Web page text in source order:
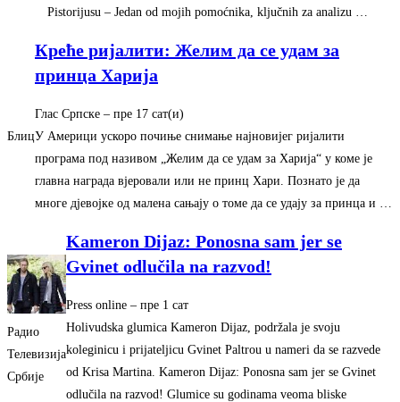
Pistorijusu – Jedan od mojih pomoćnika, ključnih za analizu …
Блиц
Креће ријалити: Желим да се удам за
принца Харија
Глас Српске – ‎пре 17 сат(и)‎
У Америци ускоро почиње снимање најновијег ријалити
програма под називом „Желим да се удам за Харија“ у коме је
главна награда вјеровали или не принц Хари. Познато је да
многе дјевојке од малена сањају о томе да се удају за принца и …
Радио
Телевизија
Србије
Kameron Dijaz: Ponosna sam jer se
Gvinet odlučila na razvod!
Press online – ‎пре 1 сат‎
Holivudska glumica Kameron Dijaz, podržala je svoju
koleginicu i prijateljicu Gvinet Paltrou u nameri da se razvede
od Krisa Martina. Kameron Dijaz: Ponosna sam jer se Gvinet
odlučila na razvod! Glumice su godinama veoma bliske